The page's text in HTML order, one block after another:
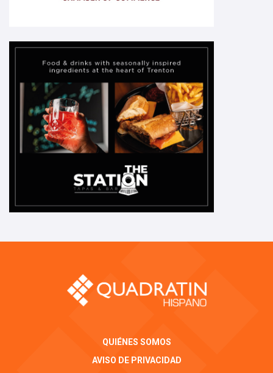
QUIÉNES SOMOS
AVISO DE PRIVACIDAD